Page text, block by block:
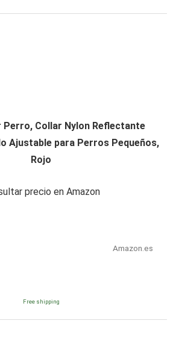
Perro, Collar Nylon Reflectante
Ajustable para Perros Pequeños,
Rojo
precio en Amazon
Amazon.es
Free shipping